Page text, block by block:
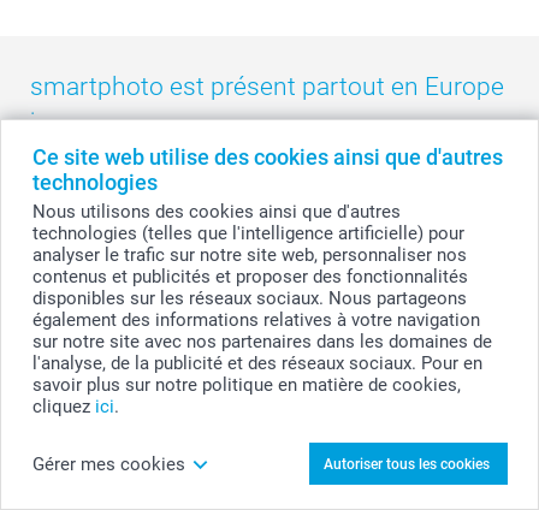
Ce site web utilise des cookies ainsi que d'autres
technologies
Nous utilisons des cookies ainsi que d'autres
technologies (telles que l'intelligence artificielle) pour
analyser le trafic sur notre site web, personnaliser nos
contenus et publicités et proposer des fonctionnalités
disponibles sur les réseaux sociaux. Nous partageons
également des informations relatives à votre navigation
sur notre site avec nos partenaires dans les domaines de
l'analyse, de la publicité et des réseaux sociaux. Pour en
savoir plus sur notre politique en matière de cookies,
cliquez ici.
Gérer mes cookies Autoriser tous les cookies
smartphoto est présent partout en Europe
:
België - Belgique - Danmark - Deutschland - France - Ireland
- Nederland - Norge
Switzerland - Suomi - Sverige - United Kingdom
Other Countries
Tous les prix sont en francs suisses (CHF), TVA incluse et hors frais de port.